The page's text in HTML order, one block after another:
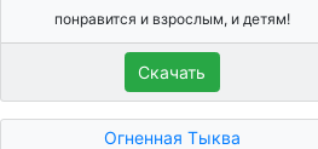
понравится и взрослым, и детям!
Скачать
Огненная Тыква